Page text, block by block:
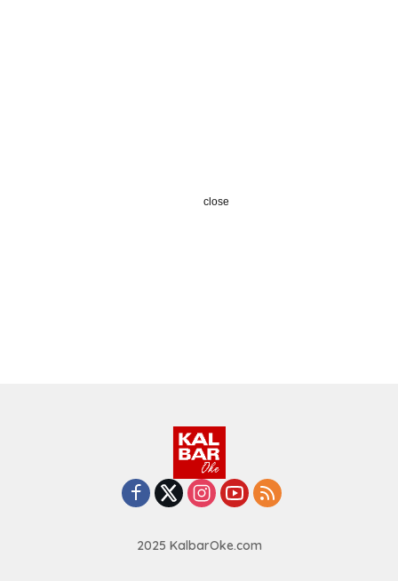
2025 KalbarOke.com
close